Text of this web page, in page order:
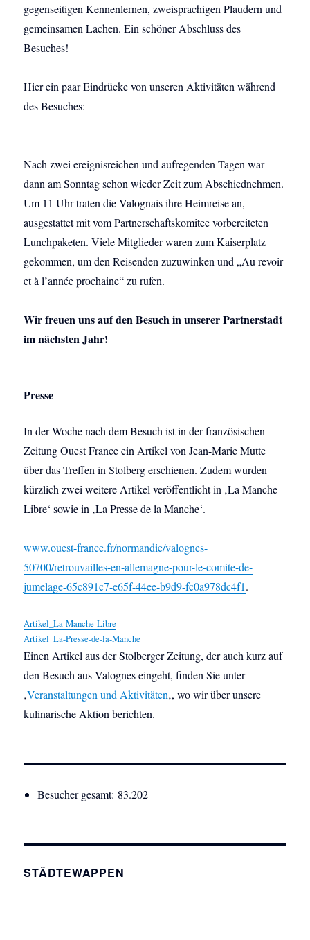
gegenseitigen Kennenlernen, zweisprachigen Plaudern und
gemeinsamen Lachen. Ein schöner Abschluss des
Besuches!
Hier ein paar Eindrücke von unseren Aktivitäten während
des Besuches:
Nach zwei ereignisreichen und aufregenden Tagen war
dann am Sonntag schon wieder Zeit zum Abschiednehmen.
Um 11 Uhr traten die Valognais ihre Heimreise an,
ausgestattet mit vom Partnerschaftskomitee vorbereiteten
Lunchpaketen. Viele Mitglieder waren zum Kaiserplatz
gekommen, um den Reisenden zuzuwinken und „Au revoir
et à l’année prochaine“ zu rufen.
Wir freuen uns auf den Besuch in unserer Partnerstadt
im nächsten Jahr!
Presse
In der Woche nach dem Besuch ist in der französischen
Zeitung Ouest France ein Artikel von Jean-Marie Mutte
über das Treffen in Stolberg erschienen. Zudem wurden
kürzlich zwei weitere Artikel veröffentlicht in ‚La Manche
Libre‘ sowie in ‚La Presse de la Manche‘.
www.ouest-france.fr/normandie/valognes-
50700/retrouvailles-en-allemagne-pour-le-comite-de-
jumelage-65c891c7-e65f-44ee-b9d9-fc0a978dc4f1.
Artikel_La-Manche-Libre
Artikel_La-Presse-de-la-Manche
Einen Artikel aus der Stolberger Zeitung, der auch kurz auf
den Besuch aus Valognes eingeht, finden Sie unter
‚Veranstaltungen und Aktivitäten‚, wo wir über unsere
kulinarische Aktion berichten.
Besucher gesamt: 83.202
STÄDTEWAPPEN